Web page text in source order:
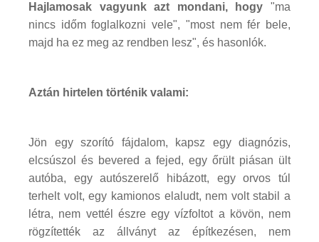
Hajlamosak vagyunk azt mondani, hogy "ma
nincs időm foglalkozni vele", "most nem fér bele,
majd ha ez meg az rendben lesz", és hasonlók.
Aztán hirtelen történik valami:
Jön egy szorító fájdalom, kapsz egy diagnózis,
elcsúszol és bevered a fejed, egy őrült piásan ült
autóba, egy autószerelő hibázott, egy orvos túl
terhelt volt, egy kamionos elaludt, nem volt stabil a
létra, nem vettél észre egy vízfoltot a kövön, nem
rögzítették az állványt az építkezésen, nem